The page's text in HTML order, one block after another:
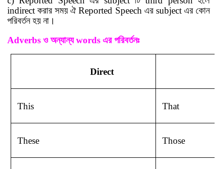
indirect করার সময় ঐ Reported Speech এর subject এর কোন
পরিবর্তন হয় না ।
Adverbs ও অন্যান্য words এর পরিবর্তনঃ
Direct
This That
These Those